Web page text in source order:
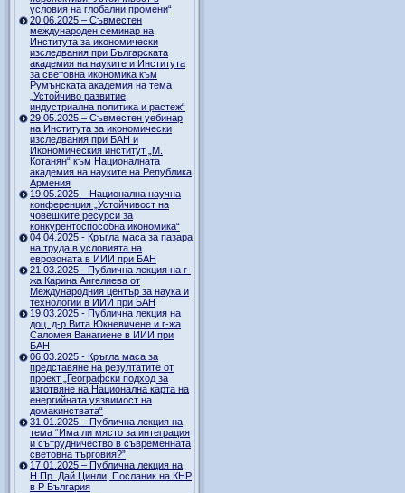
условия на глобални промени“
20.06.2025 – Съвместен
международен семинар на
Института за икономически
изследвания при Българската
академия на науките и Института
за световна икономика към
Румънската академия на тема
„Устойчиво развитие,
индустриална политика и растеж“
29.05.2025 – Съвместен уебинар
на Института за икономически
изследвания при БАН и
Икономическия институт „М.
Котанян“ към Националната
академия на науките на Република
Армения
19.05.2025 – Национална научна
конференция „Устойчивост на
човешките ресурси за
конкурентоспособна икономика“
04.04.2025 - Кръгла маса за пазара
на труда в условията на
еврозоната в ИИИ при БАН
21.03.2025 - Публична лекция на г-
жа Карина Ангелиева от
Международния център за наука и
технологии в ИИИ при БАН
19.03.2025 - Публична лекция на
доц. д-р Вита Юкневичене и г-жа
Саломея Ванагиене в ИИИ при
БАН
06.03.2025 - Кръгла маса за
представяне на резултатите от
проект „Географски подход за
изготвяне на Национална карта на
енергийната уязвимост на
домакинствата“
31.01.2025 – Публична лекция на
тема “Има ли място за интеграция
и сътрудничество в съвременната
световна търговия?”
17.01.2025 – Публична лекция на
Н.Пр. Дай Цинли, Посланик на КНР
в Р България